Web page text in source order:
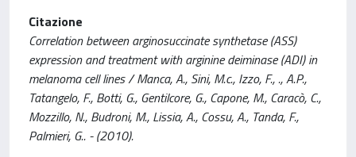
Citazione
Correlation between arginosuccinate synthetase (ASS)
expression and treatment with arginine deiminase (ADI) in
melanoma cell lines / Manca, A., Sini, M.c., Izzo, F., ., A.P.,
Tatangelo, F., Botti, G., Gentilcore, G., Capone, M., Caracò, C.,
Mozzillo, N., Budroni, M., Lissia, A., Cossu, A., Tanda, F.,
Palmieri, G.. - (2010).